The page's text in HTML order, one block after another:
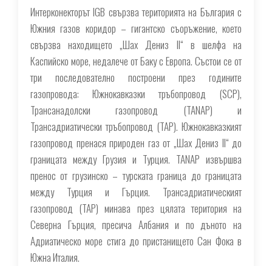
Интерконекторът IGB свързва територията на България с
Южния газов коридор – гигантско съоръжение, което
свързва находището „Шах Дениз ІІ“ в шелфа на
Каспийско море, недалече от Баку с Европа. Състои се от
три последователно построени през годините
газопровода: Южнокавказки тръбопровод (SCP),
Трансанадолски газопровод (TANAP) и
Трансадриатически тръбопровод (TAP). Южнокавказкият
газопровод пренася природен газ от „Шах Дениз ІІ“ до
границата между Грузия и Турция. TANAP извършва
пренос от грузинско – турската граница до границата
между Турция и Гърция. Трансадриатическият
газопровод (TAP) минава през цялата територия на
Северна Гърция, пресича Албания и по дъното на
Адриатическо море стига до пристанището Сан Фока в
Южна Италия.